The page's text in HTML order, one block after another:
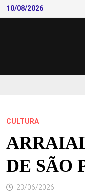
Skip
to
10/08/2026
CULTURA
DE SÃO
23/06/2026